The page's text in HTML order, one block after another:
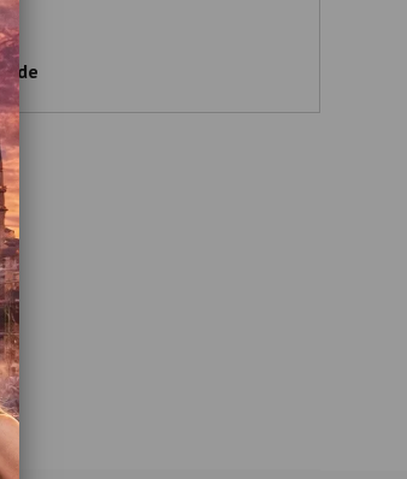
sistemle çalışan makineler,
kazanç sağlar.
maliyet ciddi şekilde düşer.
makineleri → İşletmeye çeşitlilik
6–12 ayda kendini amorti eder.
ile kurulumdan işletmeye